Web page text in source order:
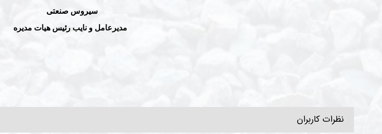
سیروس صنعتی
مدیرعامل و نایب رئیس هیات مدیره
نظرات کاربران